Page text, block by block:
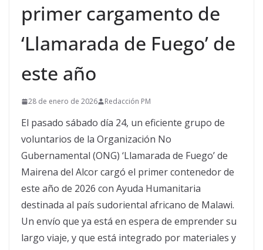
primer cargamento de
‘Llamarada de Fuego’ de
este año
28 de enero de 2026 Redacción PM
El pasado sábado día 24, un eficiente grupo de
voluntarios de la Organización No
Gubernamental (ONG) ‘Llamarada de Fuego’ de
Mairena del Alcor cargó el primer contenedor de
este año de 2026 con Ayuda Humanitaria
destinada al país sudoriental africano de Malawi.
Un envío que ya está en espera de emprender su
largo viaje, y que está integrado por materiales y